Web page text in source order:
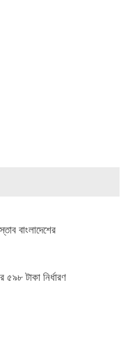
বাংলাদেশের
টাকা নির্ধারণ